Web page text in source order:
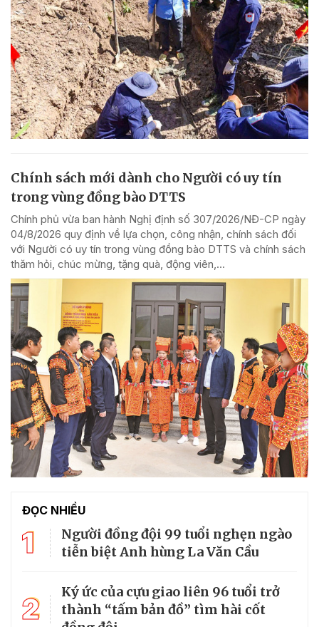
Chính sách mới dành cho Người có uy tín
trong vùng đồng bào DTTS
Chính phủ vừa ban hành Nghị định số 307/2026/NĐ-CP ngày
04/8/2026 quy định về lựa chọn, công nhận, chính sách đối
với Người có uy tín trong vùng đồng bào DTTS và chính sách
thăm hỏi, chúc mừng, tặng quà, động viên,...
ĐỌC NHIỀU
1
Người đồng đội 99 tuổi nghẹn ngào
tiễn biệt Anh hùng La Văn Cầu
2
Ký ức của cựu giao liên 96 tuổi trở
thành “tấm bản đồ” tìm hài cốt